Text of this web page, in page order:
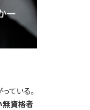
ている。
無資格者